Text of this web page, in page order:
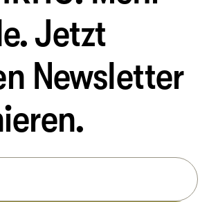
Jetzt
Newsletter